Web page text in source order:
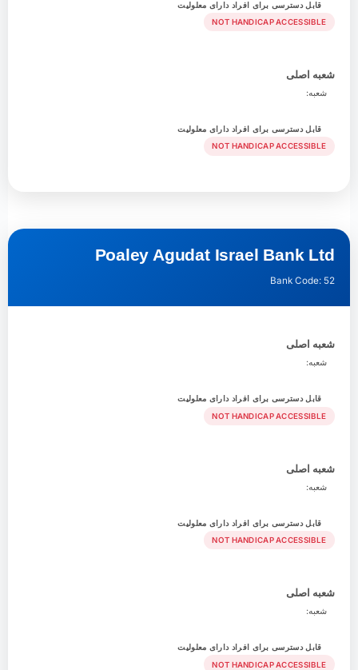
قابل دسترسی برای افراد دارای معلولیت
NOT HANDICAP ACCESSIBLE
شعبه اصلی
شعبه:
قابل دسترسی برای افراد دارای معلولیت
NOT HANDICAP ACCESSIBLE
Poaley Agudat Israel Bank Ltd
Bank Code: 52
شعبه اصلی
شعبه:
قابل دسترسی برای افراد دارای معلولیت
NOT HANDICAP ACCESSIBLE
شعبه اصلی
شعبه:
قابل دسترسی برای افراد دارای معلولیت
NOT HANDICAP ACCESSIBLE
شعبه اصلی
شعبه:
قابل دسترسی برای افراد دارای معلولیت
NOT HANDICAP ACCESSIBLE